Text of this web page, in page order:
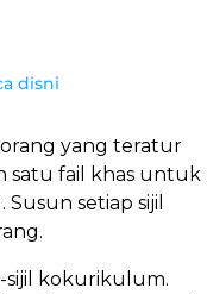
disni
yang teratur
satu fail khas untuk
setiap sijil
sijil kokurikulum.